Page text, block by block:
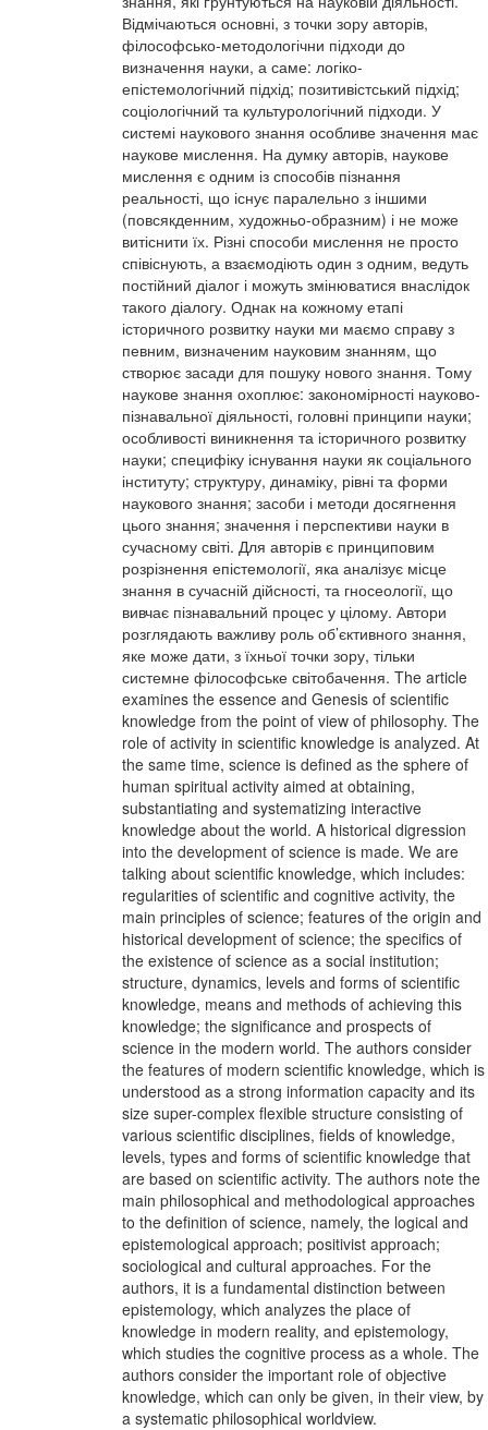
Відмічаються основні, з точки зору авторів,
філософсько-методологічни підходи до
визначення науки, а саме: логіко-
епістемологічний підхід; позитивістський підхід;
соціологічний та культурологічний підходи. У
системі наукового знання особливе значення має
наукове мислення. На думку авторів, наукове
мислення є одним із способів пізнання
реальності, що існує паралельно з іншими
(повсякденним, художньо-образним) і не може
витіснити їх. Різні способи мислення не просто
співіснують, а взаємодіють один з одним, ведуть
постійний діалог і можуть змінюватися внаслідок
такого діалогу. Однак на кожному етапі
історичного розвитку науки ми маємо справу з
певним, визначеним науковим знанням, що
створює засади для пошуку нового знання. Тому
наукове знання охоплює: закономірності науково-
пізнавальної діяльності, головні принципи науки;
особливості виникнення та історичного розвитку
науки; специфіку існування науки як соціального
інституту; структуру, динаміку, рівні та форми
наукового знання; засоби і методи досягнення
цього знання; значення і перспективи науки в
сучасному світі. Для авторів є принциповим
розрізнення епістемології, яка аналізує місце
знання в сучасній дійсності, та гносеології, що
вивчає пізнавальний процес у цілому. Автори
розглядають важливу роль об’єктивного знання,
яке може дати, з їхньої точки зору, тільки
системне філософське світобачення. The article
examines the essence and Genesis of scientific
knowledge from the point of view of philosophy. The
role of activity in scientific knowledge is analyzed. At
the same time, science is defined as the sphere of
human spiritual activity aimed at obtaining,
substantiating and systematizing interactive
knowledge about the world. A historical digression
into the development of science is made. We are
talking about scientific knowledge, which includes:
regularities of scientific and cognitive activity, the
main principles of science; features of the origin and
historical development of science; the specifics of
the existence of science as a social institution;
structure, dynamics, levels and forms of scientific
knowledge, means and methods of achieving this
knowledge; the significance and prospects of
science in the modern world. The authors consider
the features of modern scientific knowledge, which is
understood as a strong information capacity and its
size super-complex flexible structure consisting of
various scientific disciplines, fields of knowledge,
levels, types and forms of scientific knowledge that
are based on scientific activity. The authors note the
main philosophical and methodological approaches
to the definition of science, namely, the logical and
epistemological approach; positivist approach;
sociological and cultural approaches. For the
authors, it is a fundamental distinction between
epistemology, which analyzes the place of
knowledge in modern reality, and epistemology,
which studies the cognitive process as a whole. The
authors consider the important role of objective
knowledge, which can only be given, in their view, by
a systematic philosophical worldview.